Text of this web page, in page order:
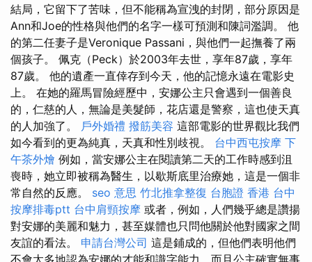
結局，它留下了苦味，但不能稱為宣洩的封閉，部分原因是
Ann和Joe的性格與他們的名字一樣可預測和陳詞濫調。 他
的第二任妻子是Veronique Passani，與他們一起撫養了兩
個孩子。 佩克（Peck）於2003年去世，享年87歲，享年
87歲。 他的遺產一直倖存到今天，他的記憶永遠在電影史
上。 在她的羅馬冒險經歷中，安娜公主只會遇到一個善良
的，仁慈的人，無論是美髮師，花店還是警察，這也使天真
的人加強了。 戶外婚禮 撥筋美容 這部電影的世界觀比我們
如今看到的更為純真，天真和性別歧視。 台中西屯按摩 下
午茶外燴 例如，當安娜公主在閱讀第二天的工作時感到沮
喪時，她立即被稱為醫生，以歇斯底里治療她，這是一個非
常自然的反應。 seo 意思 竹北推拿整復 台胞證 香港 台中
按摩排毒ptt 台中肩頸按摩 或者，例如，人們幾乎總是讚揚
對安娜的美麗和魅力，甚至媒體也只問他關於他對國家之間
友誼的看法。 申請台灣公司 這是鋪成的，但他們表明他們
不會太多地認為安娜的才能和識字能力，而且公主確實無事